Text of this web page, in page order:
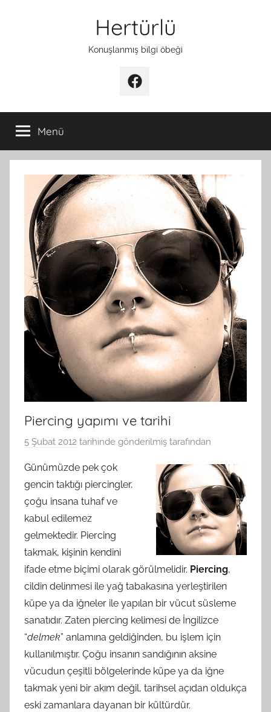
Hertürlü
Konuşlanmış bilgi öbeği
Facebook
Menü
Piercing yapımı ve tarihi
5 Şubat 2012 tarihinde gönderilmiş tarafından
Günümüzde pek çok
gencin taktığı piercingler,
çoğu insana tuhaf ve
kabul edilemez
gelmektedir. Piercing
takmak, kişinin kendini
ifade etme biçimi olarak görülmelidir. Piercing,
cildin delinmesi ile yağ tabakasına yerleştirilen
küpe ya da iğneler ile yapılan bir vücut süsleme
sanatıdır. Zaten piercing kelimesi de İngilizce
“delmek” anlamına geldiğinden, bu işlem için
kullanılmıştır. Çoğu insanın sandığının aksine
vücudun çeşitli bölgelerinde küpe ya da iğne
takmak yeni bir akım değil, tarihsel açıdan oldukça
eski zamanlara dayanan bir kültürdür.